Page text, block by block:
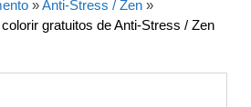
»Anti-Stress / Zen »
gratuitos de Anti-Stress / Zen